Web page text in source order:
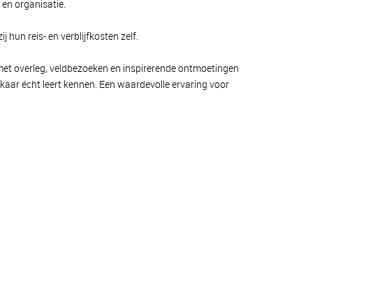
organisatie.
hun reis- en verblijfkosten zelf.
overleg, veldbezoeken en inspirerende ontmoetingen
écht leert kennen. Een waardevolle ervaring voor